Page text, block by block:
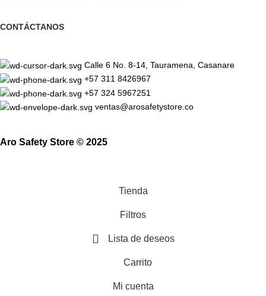
CONTÁCTANOS
Calle 6 No. 8-14, Tauramena, Casanare
+57 311 8426967
+57 324 5967251
ventas@arosafetystore.co
Aro Safety Store © 2025
Tienda
Filtros
Lista de deseos
Carrito
Mi cuenta